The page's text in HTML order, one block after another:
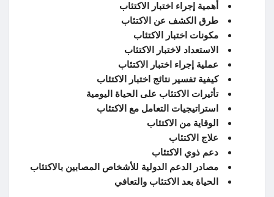
أهمية إجراء اختبار الاكتئاب
طرق الكشف عن الاكتئاب
مكونات اختبار الاكتئاب
الاستعداد لاختبار الاكتئاب
عملية إجراء اختبار الاكتئاب
كيفية تفسير نتائج اختبار الاكتئاب
تأثيرات الاكتئاب على الحياة اليومية
استراتيجيات التعامل مع الاكتئاب
الوقاية من الاكتئاب
علاج الاكتئاب
دعم ذوي الاكتئاب
مصادر الدعم الدولية للأشخاص المصابين بالاكتئاب
الحياة بعد الاكتئاب والتعافي